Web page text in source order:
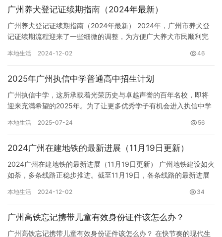
广州养犬登记证续期指南（2024年最新）
广州养犬登记证续期指南（2024年最新） 2024年，广州市养犬登
记证续期流程迎来了一些细微的调整，为方便广大养犬市民顺利完
本地生活 2024-12-02 46
2025年广州执信中学普通高中招生计划
广州执信中学，这所承载着光荣历史与卓越声誉的百年名校，即将
迎来充满希望的2025年。为了让更多优秀学子有机会进入执信中学
本地生活 2025-07-24 56
2024广州在建地铁的最新进展（11月19日更新）
2024广州在建地铁的最新进展（11月19日更新） 广州地铁建设如火
如荼，多条线路正稳步推进。截至11月19日，各条线路的最新进展
本地生活 2024-12-02 34
广州高铁忘记携带儿童有效身份证件该怎么办？
广州高铁忘记携带儿童有效身份证件该怎么办？ 在快节奏的现代生